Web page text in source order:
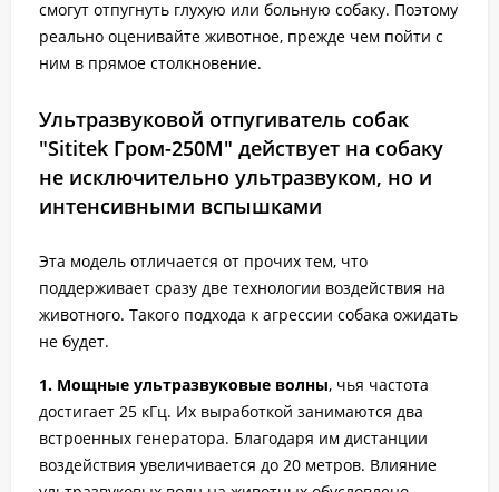
смогут отпугнуть глухую или больную собаку. Поэтому
реально оценивайте животное, прежде чем пойти с
ним в прямое столкновение.
Ультразвуковой отпугиватель собак
"Sititek Гром-250М" действует на собаку
не исключительно ультразвуком, но и
интенсивными вспышками
Эта модель отличается от прочих тем, что
поддерживает сразу две технологии воздействия на
животного. Такого подхода к агрессии собака ожидать
не будет.
1. Мощные ультразвуковые волны, чья частота
достигает 25 кГц. Их выработкой занимаются два
встроенных генератора. Благодаря им дистанции
воздействия увеличивается до 20 метров. Влияние